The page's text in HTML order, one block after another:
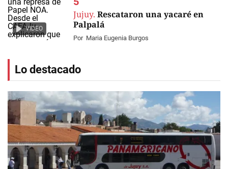
VIDEO
Jujuy. Rescataron una yacaré en
Palpalá
Por Maria Eugenia Burgos
Lo destacado